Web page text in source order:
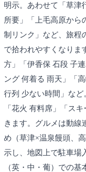
明示。あわせて「草津
所要」「上毛高原から
制リンク」など、旅程
で拾われやすくなりま
方」「伊香保 石段 子
ング 何着る 雨天」「
行列 少ない時間」など
「花火 有料席」「ス
きます。グルメは動線
め（草津×温泉饅頭、
示し、地図上で駐車場
（英・中・葡）での